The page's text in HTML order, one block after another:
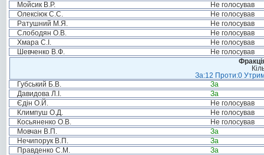
Мойсик В.Р.
Не голосував
Олексіюк С.С.
Не голосував
Ратушний М.Я.
Не голосував
Слободян О.В.
Не голосував
Хмара С.І.
Не голосував
Шевченко В.Ф.
Не голосував
За:12 Проти:0
Губський Б.В.
За
Давидова Л.І.
За
Єдін О.Й.
Не голосував
Климпуш О.Д.
Не голосував
Косьяненко О.В.
Не голосував
Мовчан В.П.
За
Нечипорук В.П.
За
Правденко С.М.
За